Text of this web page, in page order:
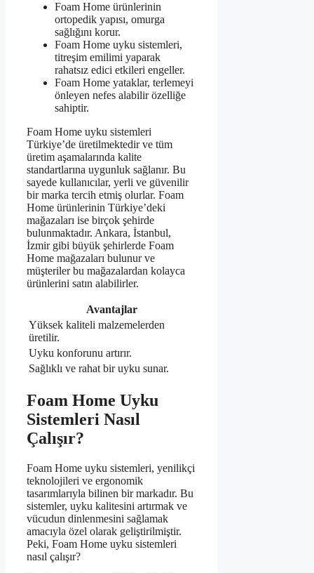
Foam Home ürünlerinin
ortopedik yapısı, omurga
sağlığını korur.
Foam Home uyku sistemleri,
titreşim emilimi yaparak
rahatsız edici etkileri engeller.
Foam Home yataklar, terlemeyi
önleyen nefes alabilir özelliğe
sahiptir.
Foam Home uyku sistemleri
Türkiye’de üretilmektedir ve tüm
üretim aşamalarında kalite
standartlarına uygunluk sağlanır. Bu
sayede kullanıcılar, yerli ve güvenilir
bir marka tercih etmiş olurlar. Foam
Home ürünlerinin Türkiye’deki
mağazaları ise birçok şehirde
bulunmaktadır. Ankara, İstanbul,
İzmir gibi büyük şehirlerde Foam
Home mağazaları bulunur ve
müşteriler bu mağazalardan kolayca
ürünlerini satın alabilirler.
Avantajlar
Yüksek kaliteli malzemelerden
üretilir.
Uyku konforunu artırır.
Sağlıklı ve rahat bir uyku sunar.
Foam Home Uyku
Sistemleri Nasıl
Çalışır?
Foam Home uyku sistemleri, yenilikçi
teknolojileri ve ergonomik
tasarımlarıyla bilinen bir markadır. Bu
sistemler, uyku kalitesini artırmak ve
vücudun dinlenmesini sağlamak
amacıyla özel olarak geliştirilmiştir.
Peki, Foam Home uyku sistemleri
nasıl çalışır?